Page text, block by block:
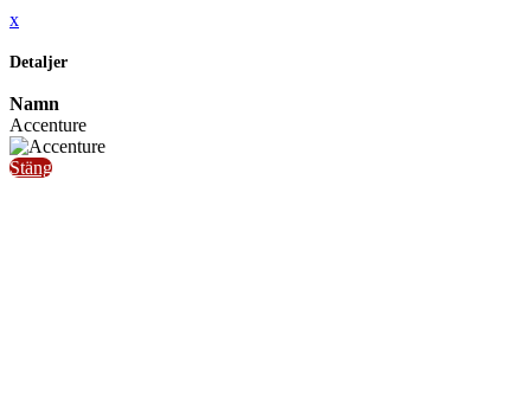
x
Detaljer
Namn
Accenture
Stäng